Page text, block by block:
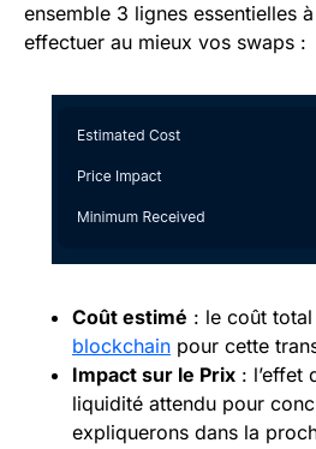
ensemble 3 lignes essentielles
effectuer au mieux vos swaps :
Coût estimé : le coût
blockchain pour cette
Impact sur le Prix : l’effet
liquidité attendu pour
expliquerons dans la